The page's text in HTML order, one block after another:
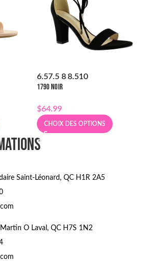
6.57.5 8 8.510
1790 NOIR
$64.99
CHOIX DES OPTIONS
Saint-Léonard, QC H1R 2A5
O Laval, QC H7S 1N2